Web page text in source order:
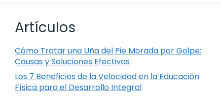
Artículos
Cómo Tratar una Uña del Pie Morada por Golpe:
Causas y Soluciones Efectivas
Los 7 Beneficios de la Velocidad en la Educación
Física para el Desarrollo Integral